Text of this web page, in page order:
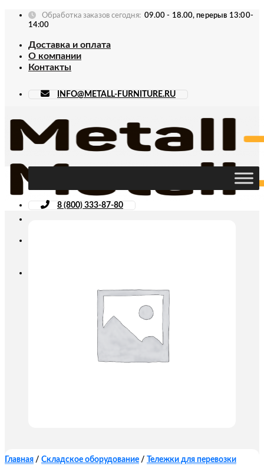
Skip
Обработка заказов сегодня: 09.00 - 18.00, перерыв 13:00-
14:00
Доставка и оплата
О компании
Контакты
INFO@METALL-FURNITURE.RU
8 (800) 333-87-80
Главная / Складское оборудование /
Тележки для перевозки